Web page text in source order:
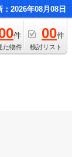
：2026年08月08日
件
た物件
00件
検討リスト